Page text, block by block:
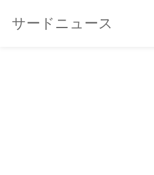
サードニュース